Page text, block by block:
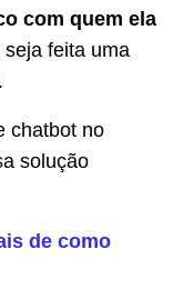
com quem ela
feita uma
chatbot no
solução
de como